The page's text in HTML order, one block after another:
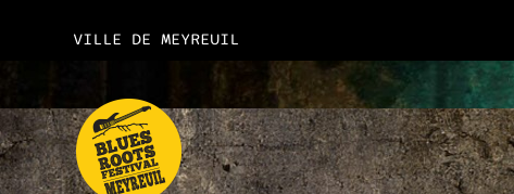
VILLE DE MEYREUIL